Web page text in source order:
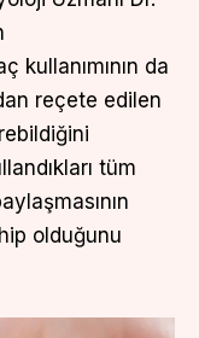
kullanımının da
reçete edilen
tüm
olduğunu